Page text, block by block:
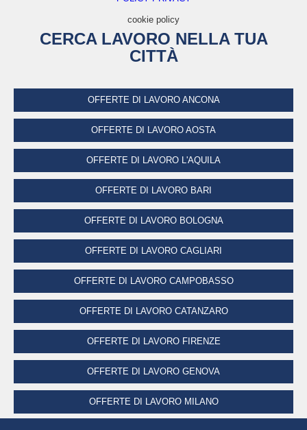
cookie policy
CERCA LAVORO NELLA TUA
CITTÀ
OFFERTE DI LAVORO ANCONA
OFFERTE DI LAVORO AOSTA
OFFERTE DI LAVORO L'AQUILA
OFFERTE DI LAVORO BARI
OFFERTE DI LAVORO BOLOGNA
OFFERTE DI LAVORO CAGLIARI
OFFERTE DI LAVORO CAMPOBASSO
OFFERTE DI LAVORO CATANZARO
OFFERTE DI LAVORO FIRENZE
OFFERTE DI LAVORO GENOVA
OFFERTE DI LAVORO MILANO